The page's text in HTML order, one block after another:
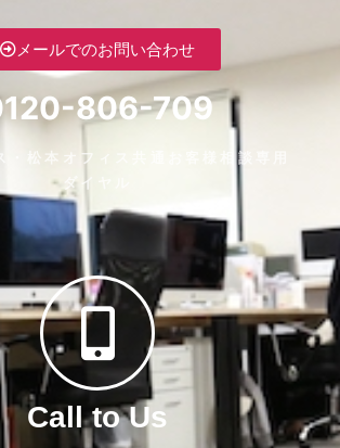
メールでのお問い合わせ
806-709
・松本オフィス共通お客様相談専用
ダイヤル
Call to Us